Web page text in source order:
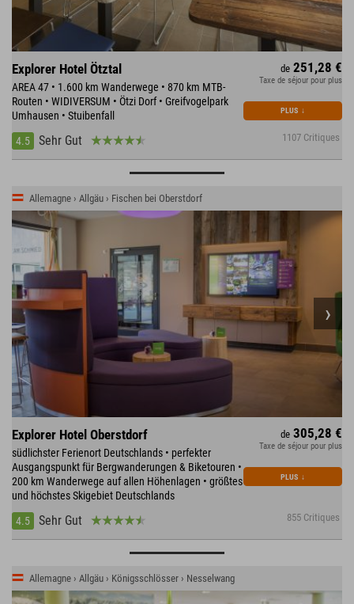
Explorer Hotel Ötztal
AREA 47 • 1.600 km Wanderwege • 870 km MTB-
Routen • WIDIVERSUM • Ötzi Dorf • Greifvogelpark
Umhausen • Stuibenfall
4.5
Sehr Gut 1107 Critiques
de 251,28 €
Taxe de séjour pour plus
PLUS ↓
Allemagne › Allgäu › Fischen bei Oberstdorf
Explorer Hotel Oberstdorf
südlichster Ferienort Deutschlands • perfekter
Ausgangspunkt für Bergwanderungen & Biketouren •
200 km Wanderwege auf allen Höhenlagen • größtes
und höchstes Skigebiet Deutschlands
4.5
Sehr Gut 855 Critiques
de 305,28 €
Taxe de séjour pour plus
PLUS ↓
Allemagne › Allgäu › Königsschlösser › Nesselwang